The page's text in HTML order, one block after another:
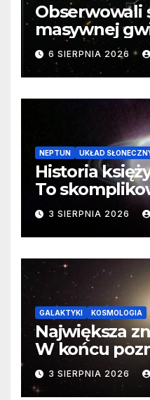
Obserwowali
masywnej
samego
cenne dane
6 SIERPNIA 2026
NEPTUN UKŁAD
Historia
To
3 SIERPNIA 2026
GALAKTYKI KOSMOLOGIA
Największa
W końcu
faktyczne
3 SIERPNIA 2026